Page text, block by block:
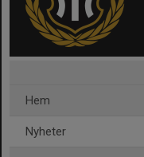
Hem
Nyheter